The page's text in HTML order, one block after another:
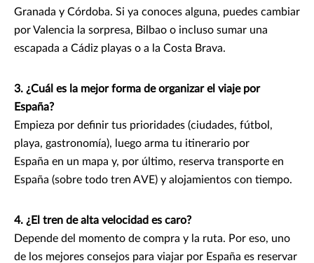
Granada y Córdoba. Si ya conoces alguna, puedes cambiar
por Valencia la sorpresa, Bilbao o incluso sumar una
escapada a Cádiz playas o a la Costa Brava.
3. ¿Cuál es la mejor forma de organizar el viaje por
España?
Empieza por definir tus prioridades (ciudades, fútbol,
playa, gastronomía), luego arma tu itinerario por
España en un mapa y, por último, reserva transporte en
España (sobre todo tren AVE) y alojamientos con tiempo.
4. ¿El tren de alta velocidad es caro?
Depende del momento de compra y la ruta. Por eso, uno
de los mejores consejos para viajar por España es reservar